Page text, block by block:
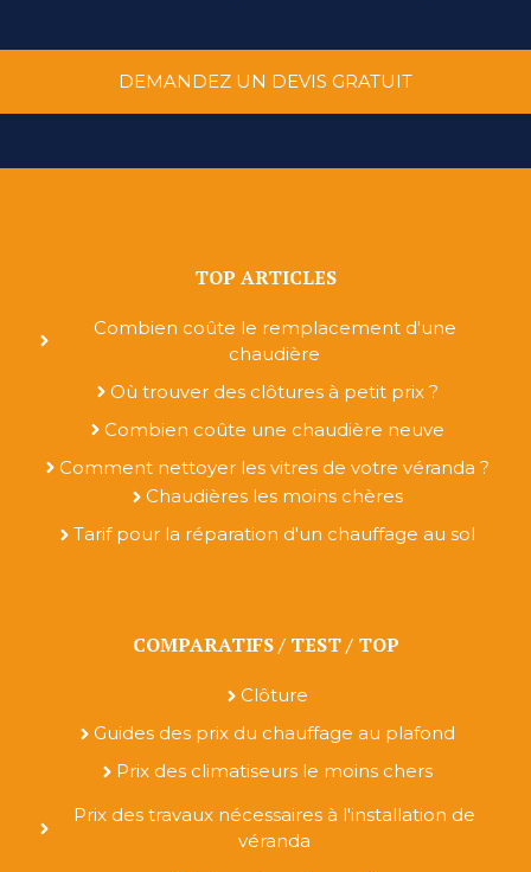
DEMANDEZ UN DEVIS GRATUIT
TOP ARTICLES
Combien coûte le remplacement d'une
chaudière
Où trouver des clôtures à petit prix ?
Combien coûte une chaudière neuve
Comment nettoyer les vitres de votre véranda ?
Chaudières les moins chères
Tarif pour la réparation d'un chauffage au sol
COMPARATIFS / TEST / TOP
Clôture
Guides des prix du chauffage au plafond
Prix des climatiseurs le moins chers
Prix des travaux nécessaires à l'installation de
véranda